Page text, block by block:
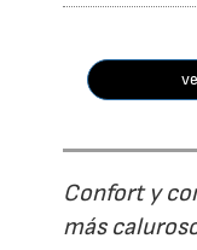
Confort y
más